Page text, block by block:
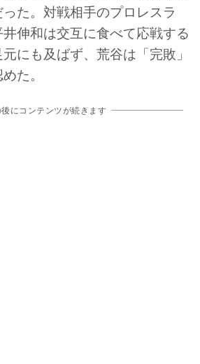
た。対戦相手のプロレスラ
伸和は交互に食べて応戦する
にも及ばず、荒谷は「完敗」
た。
にコンテンツが続きます